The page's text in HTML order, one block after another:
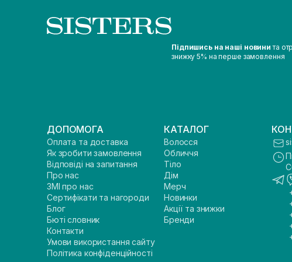
Підпишись на наші новини та
знижку 5% на перше замовлення
ДОПОМОГА
Оплата та доставка
Як зробити замовлення
Відповіді на запитання
Про нас
ЗМІ про нас
Сертифікати та нагороди
Блог
Бюті словник
Контакти
Умови використання сайту
Політика конфіденційності
КАТАЛОГ
Волосся
Обличчя
Тіло
Дім
Мерч
Новинки
Акції та знижки
Бренди